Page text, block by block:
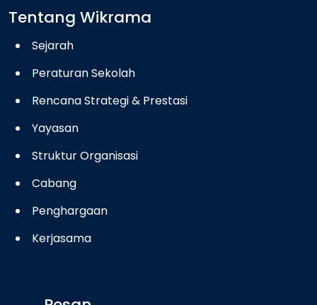
Tentang Wikrama
Sejarah
Peraturan Sekolah
Rencana Strategi & Prestasi
Yayasan
Struktur Organisasi
Cabang
Penghargaan
Kerjasama